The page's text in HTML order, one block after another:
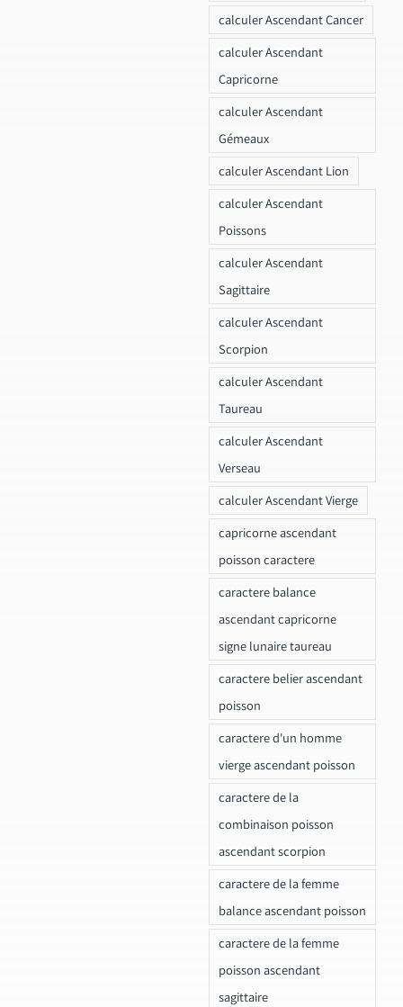
calculer Ascendant Cancer
calculer Ascendant
Capricorne
calculer Ascendant
Gémeaux
calculer Ascendant Lion
calculer Ascendant
Poissons
calculer Ascendant
Sagittaire
calculer Ascendant
Scorpion
calculer Ascendant
Taureau
calculer Ascendant
Verseau
calculer Ascendant Vierge
capricorne ascendant
poisson caractere
caractere balance
ascendant capricorne
signe lunaire taureau
caractere belier ascendant
poisson
caractere d'un homme
vierge ascendant poisson
caractere de la
combinaison poisson
ascendant scorpion
caractere de la femme
balance ascendant poisson
caractere de la femme
poisson ascendant
sagittaire